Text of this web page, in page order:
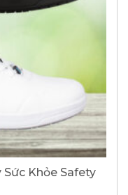
Sức Khỏe Safety